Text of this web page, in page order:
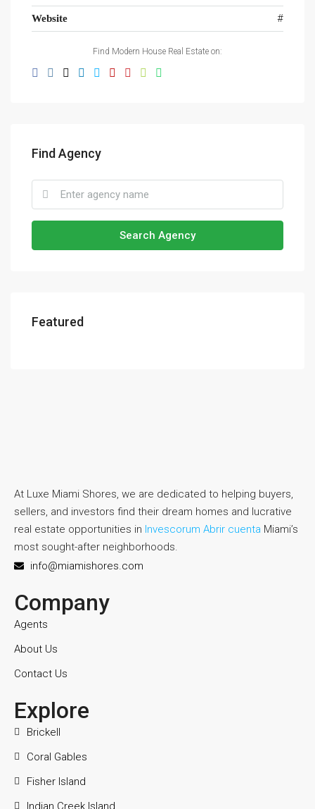
Website #
Find Modern House Real Estate on:
Find Agency
Search Agency
Featured
At Luxe Miami Shores, we are dedicated to helping buyers,
sellers, and investors find their dream homes and lucrative
real estate opportunities in Invescorum Abrir cuenta Miami’s
most sought-after neighborhoods.
info@miamishores.com
Company
Agents
About Us
Contact Us
Explore
Brickell
Coral Gables
Fisher Island
Indian Creek Island